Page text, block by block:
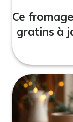
Ce
gratins à